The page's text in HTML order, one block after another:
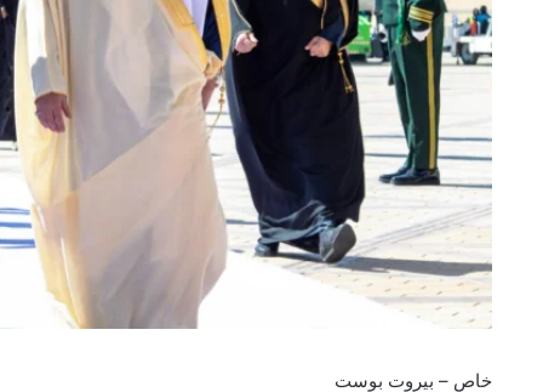
خاص – بيروت بوست